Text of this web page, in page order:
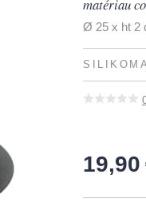
matériau
Ø 25 x ht 2
19,90